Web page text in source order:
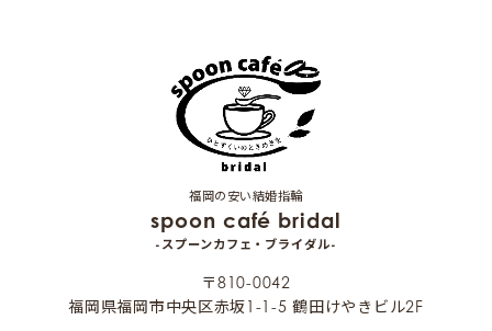
福岡の安い結婚指輪
spoon café bridal
-スプーンカフェ・ブライダル-
〒810-0042
福岡県福岡市中央区赤坂1-1-5 鶴田けやきビル2F